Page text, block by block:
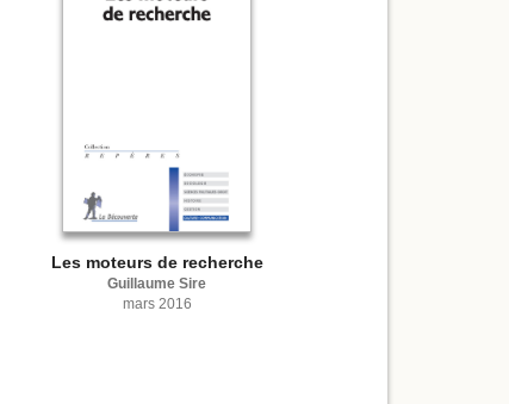
Les moteurs de recherche
Guillaume Sire
mars 2016